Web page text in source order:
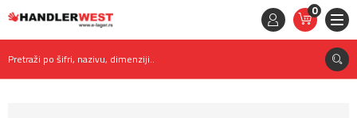
0
STAVKE
0,
RSD
Pretraži po šifri, nazivu, dimenziji..